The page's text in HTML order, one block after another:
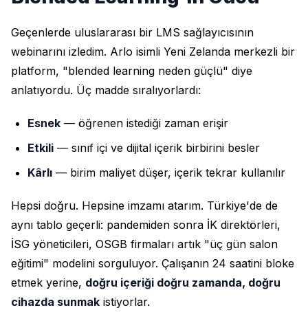
Geçenlerde uluslararası bir LMS sağlayıcısının
webinarını izledim. Arlo isimli Yeni Zelanda merkezli bir
platform, "blended learning neden güçlü" diye
anlatıyordu. Üç madde sıralıyorlardı:
Esnek — öğrenen istediği zaman erişir
Etkili — sınıf içi ve dijital içerik birbirini besler
Kârlı — birim maliyet düşer, içerik tekrar kullanılır
Hepsi doğru. Hepsine imzamı atarım. Türkiye'de de
aynı tablo geçerli: pandemiden sonra İK direktörleri,
İSG yöneticileri, OSGB firmaları artık "üç gün salon
eğitimi" modelini sorguluyor. Çalışanın 24 saatini bloke
etmek yerine, doğru içeriği doğru zamanda, doğru
cihazda sunmak istiyorlar.